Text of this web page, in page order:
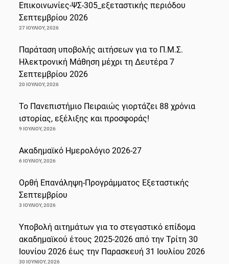
Επικοινωνίες-ΨΣ-305_εξεταστικής περιόδου
Σεπτεμβρίου 2026
27 ΙΟΥΛΊΟΥ, 2026
Παράταση υποβολής αιτήσεων για το Π.Μ.Σ.
Ηλεκτρονική Μάθηση μέχρι τη Δευτέρα 7
Σεπτεμβρίου 2026
20 ΙΟΥΛΊΟΥ, 2026
Το Πανεπιστήμιο Πειραιώς γιορτάζει 88 χρόνια
ιστορίας, εξέλιξης και προσφοράς!
9 ΙΟΥΛΊΟΥ, 2026
Ακαδημαϊκό Ημερολόγιο 2026-27
6 ΙΟΥΛΊΟΥ, 2026
Ορθή Επανάληψη-Προγράμματος Εξεταστικής
Σεπτεμβρίου
3 ΙΟΥΛΊΟΥ, 2026
Υποβολή αιτημάτων για το στεγαστικό επίδομα
ακαδημαϊκού έτους 2025-2026 από την Τρίτη 30
Ιουνίου 2026 έως την Παρασκευή 31 Ιουλίου 2026
30 ΙΟΥΝΊΟΥ, 2026